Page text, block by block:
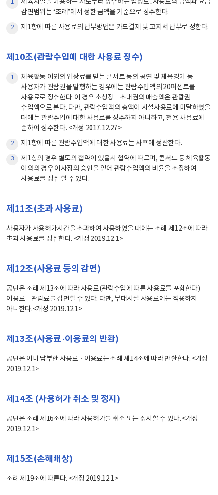
1
체육시설을 이용하는 자로부터 징수하는 입장료․사용료의 금액과 요금
감면범위는 “조례”에서 정한 금액을 기준으로 징수한다.
2 제1항에 따른 사용료의 납부방법은 카드결제 및 고지서 납부로 정한다.
제10조(관람수입에 대한 사용료 징수)
1
체육활동 이외의 입장료를 받는 콘서트 등의 공연 및 체육경기 등
사용자가 관람권을 발행하는 경우에는 관람수입액의 20퍼센트를
사용료로 징수한다. 이 경우 초청장·초대권의 매출액은 관람권
수입액으로 본다. 다만, 관람수입액의 총액이 시설사용료에 미달하였을
때에는 관람수입에 대한 사용료를 징수하지 아니하고, 전용 사용료에
준하여 징수한다. <개정 2017.12.27>
2 제1항에 따른 관람수입액에 대한 사용료는 사후에 정산한다.
3
제1항의 경우 별도의 협약이 있을시 협약에 따르며, 콘서트 등 체육활동
이외의 경우 이사장의 승인을 얻어 관람수입액의 비율을 조정하여
사용료를 징수 할 수 있다.
제11조(초과 사용료)
사용자가 사용허가시간을 초과하여 사용하였을 때에는 조례 제12조에 따라
초과 사용료를 징수한다. <개정 2019.12.1>
제12조(사용료 등의 감면)
공단은 조례 제13조에 따라 사용료(관람수입에 따른 사용료를 포함한다)·
이용료·관람료를 감면할 수 있다. 다만, 부대시설 사용료에는 적용하지
아니한다.<개정 2019.12.1>
제13조(사용료·이용료의 반환)
공단은 이미 납부한 사용료·이용료는 조례 제14조에 따라 반환한다. <개정
2019.12.1>
제14조 (사용허가 취소 및 정지)
공단은 조례 제16조에 따라 사용허가를 취소 또는 정지할 수 있다. <개정
2019.12.1>
제15조(손해배상)
조례 제19조에 따른다. <개정 2019.12.1>